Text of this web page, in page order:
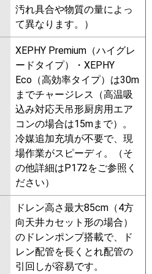
汚れ具合や物質の量によっ
て異なります。）
XEPHY Premium（ハイグレ
ードタイプ）・XEPHY
Eco（高効率タイプ）は30m
までチャージレス（高温吸
込み対応天吊形厨房用エア
コンの場合は15mまで）。
冷媒追加充填が不要で、現
場作業がスピーディ。（そ
の他詳細はP172をご参照く
ださい）
ドレン高さ最大85cm（4方
向天井カセット形の場合）
のドレンポンプ搭載で、ド
レン配管を長くとれ配管の
引回しが容易です。